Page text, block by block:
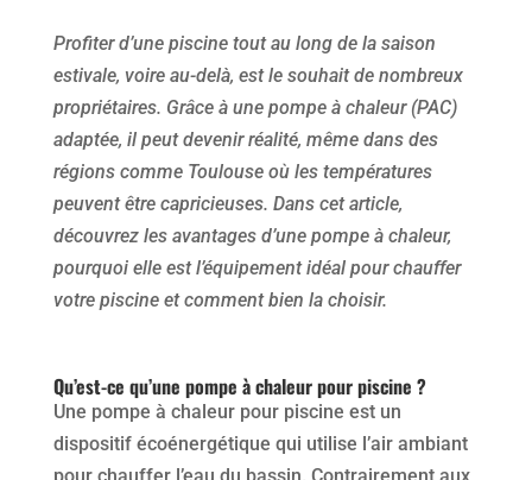
Profiter d’une piscine tout au long de la saison
estivale, voire au-delà, est le souhait de nombreux
propriétaires. Grâce à une pompe à chaleur (PAC)
adaptée, il peut devenir réalité, même dans des
régions comme Toulouse où les températures
peuvent être capricieuses. Dans cet article,
découvrez les avantages d’une pompe à chaleur,
pourquoi elle est l’équipement idéal pour chauffer
votre piscine et comment bien la choisir.
Qu’est-ce qu’une pompe à chaleur pour piscine ?
Une pompe à chaleur pour piscine est un
dispositif écoénergétique qui utilise l’air ambiant